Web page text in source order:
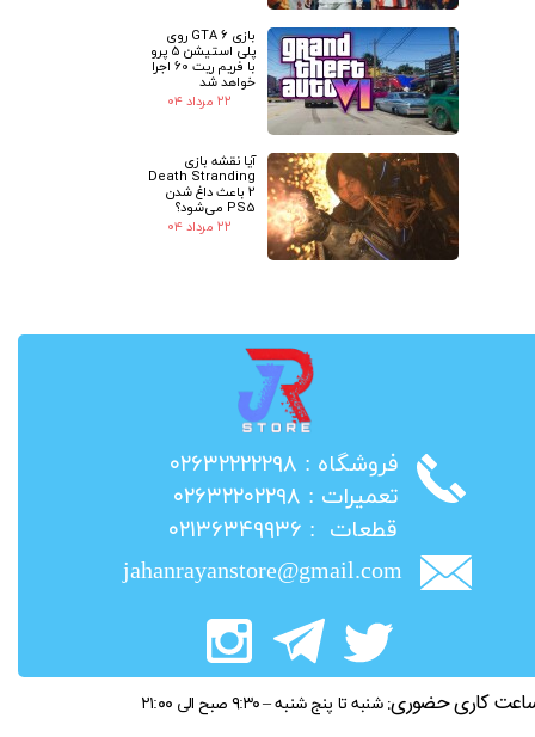
بازی GTA 6 روی
پلی استیشن 5 پرو
با فریم ریت 60 اجرا
خواهد شد
۲۲ مرداد ۰۴
آیا نقشه بازی
Death Stranding
2 باعث داغ شدن
PS5 می‌شود؟
۲۲ مرداد ۰۴
​فروشگاه : ۰۲۶۳۲۲۲۲۲۹۸
​تعمیرات : ۰۲۶۳۲۲۰۲۲۹۸
​قطعات : ۰۲۱۳۶۳۴۹۹۳۶
jahanrayanstore@gmail.com
کاری حضوری: شنبه تا پنج شنبه – ۹:۳۰ صبح الی ۲۱:۰۰